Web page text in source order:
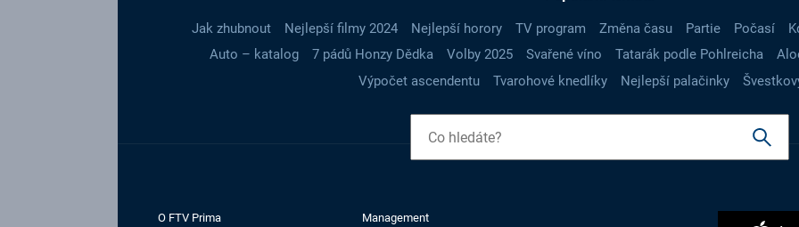
Jak zhubnout Nejlepší filmy 2024 Nejlepší horory TV program Změna času Partie Počasí
Auto – katalog
7 pádů Honzy Dědka Volby 2025 Svařené víno Tatarák podle Pohlreicha
Výpočet ascendentu
Tvarohové knedlíky Nejlepší palačinky
O FTV Prima
Management